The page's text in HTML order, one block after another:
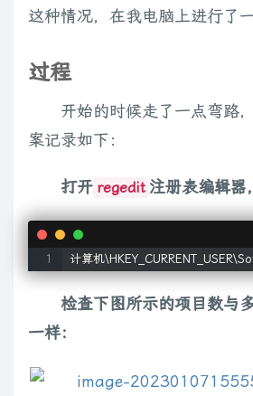
这种情况，在我电脑上进行了一
过程
开始的时候走了一点弯路
案记录如下：
打开 regedit 注册表编辑器
计算机
检查下图所示的项目数与
一样：